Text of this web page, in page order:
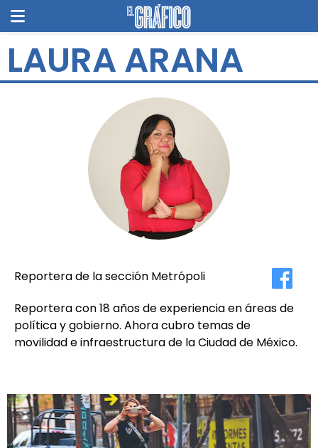
LAURA ARANA
Reportera de la sección Metrópoli
Reportera con 18 años de experiencia en áreas de
política y gobierno. Ahora cubro temas de
movilidad e infraestructura de la Ciudad de México.